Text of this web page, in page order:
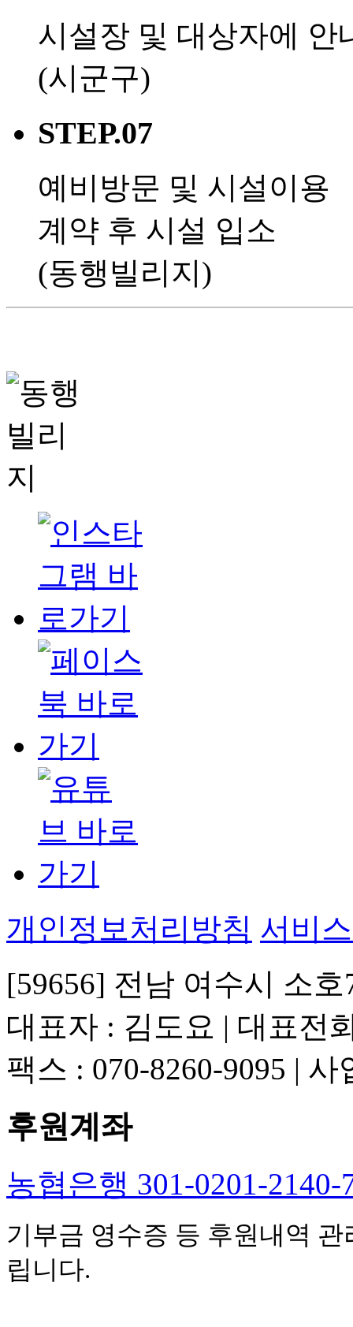
시설장 및 대상자에 안
(시군구)
STEP.07
예비방문 및 시설이용
계약 후 시설 입소
(동행빌리지)
개인정보처리방침 서비
[59656] 전남 여수시 소호
대표자 : 김도요 | 대표전
팩스 : 070-8260-9095 |
후원계좌
농협은행 301-0201-
기부금 영수증 등 후원내역
립니다.